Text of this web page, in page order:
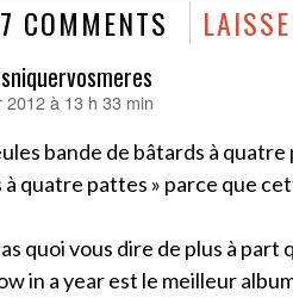
7 COMMENTS
2012 à 13 h 33 min
bande de bâtards à
quatre pattes » parce que
quoi vous dire de plus à
in a year est le meilleur